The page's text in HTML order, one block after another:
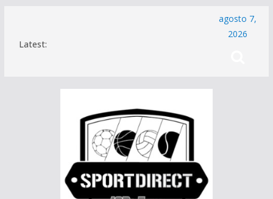
contenido
Latest:
agosto 7,
2026